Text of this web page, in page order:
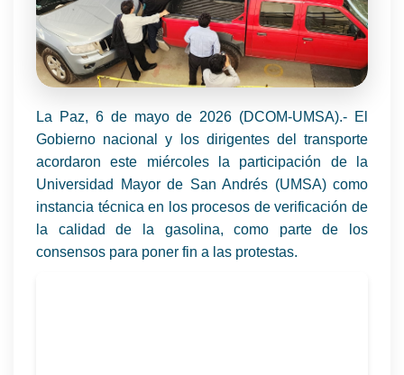
La Paz, 6 de mayo de 2026 (DCOM-UMSA).- El
Gobierno nacional y los dirigentes del transporte
acordaron este miércoles la participación de la
Universidad Mayor de San Andrés (UMSA) como
instancia técnica en los procesos de verificación de
la calidad de la gasolina, como parte de los
consensos para poner fin a las protestas.